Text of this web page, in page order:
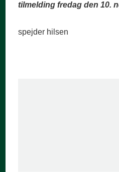
tilmelding fredag den 10.
spejder hilsen